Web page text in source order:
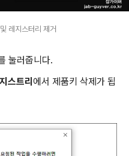
레지스터리 제거
눌러줍니다.
스트리 에서 제품키 삭제가 됩